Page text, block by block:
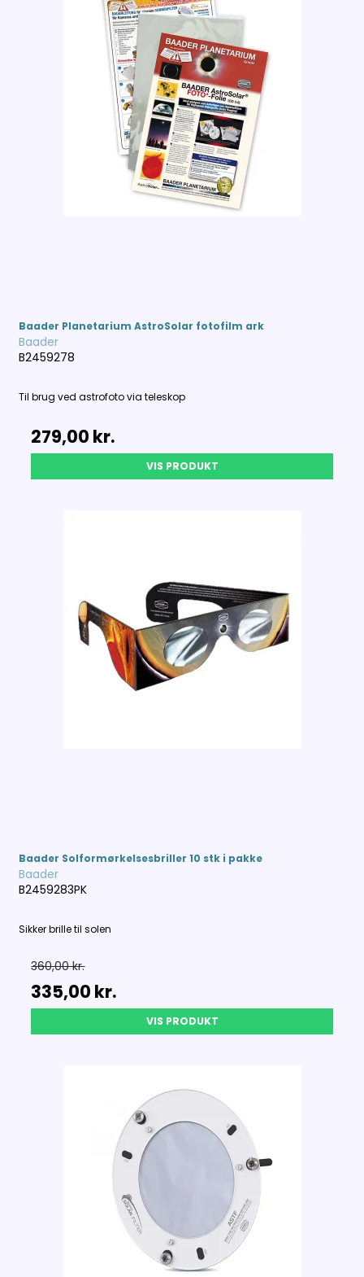
Baader Planetarium AstroSolar fotofilm ark
Baader
B2459278
Til brug ved astrofoto via teleskop
279,00 kr.
VIS PRODUKT
Baader Solformørkelsesbriller 10 stk i pakke
Baader
B2459283PK
Sikker brille til solen
360,00 kr.
335,00 kr.
VIS PRODUKT